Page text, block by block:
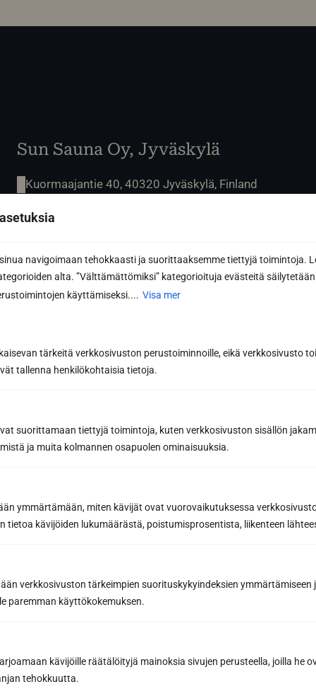
navigoimaan tehokkaasti ja suorittaaksemme tiettyjä toimintoja.
alta. ”Välttämättömiksi” kategorioituja evästeitä säilytetään
käyttämiseksi.... Visa mer
tärkeitä verkkosivuston perustoiminnoille, eikä verkkosivusto
tallenna henkilökohtaisia tietoja.
suorittamaan tiettyjä toimintoja, kuten verkkosivuston sisällön
ja muita kolmannen osapuolen ominaisuuksia.
ymmärtämään, miten kävijät ovat vuorovaikutuksessa
tietoa kävijöiden lukumäärästä, poistumisprosentista, liikenteen
verkkosivuston tärkeimpien suorituskykyindeksien ymmärtämiseen
paremman käyttökokemuksen.
kävijöille räätälöityjä mainoksia sivujen perusteella, joilla he
tehokkuutta.
Sun Sauna Oy, Jyväskylä
Kuormaajantie 40, 40320 Jyväskylä, Finland
040 3470 220
info@sunsauna.fi
Öppet vardagar 9-16 eller enligt överenskommelse.
Muuuntotie 3, 01510 VANTAA
info@sunsauna.fi
överenskommelse.